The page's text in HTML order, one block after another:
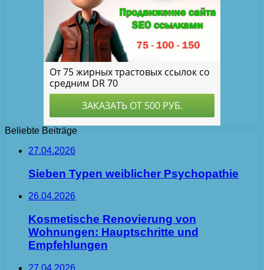
Beliebte Beiträge
27.04.2026
Sieben Typen weiblicher Psychopathie
26.04.2026
Kosmetische Renovierung von
Wohnungen: Hauptschritte und
Empfehlungen
27.04.2026